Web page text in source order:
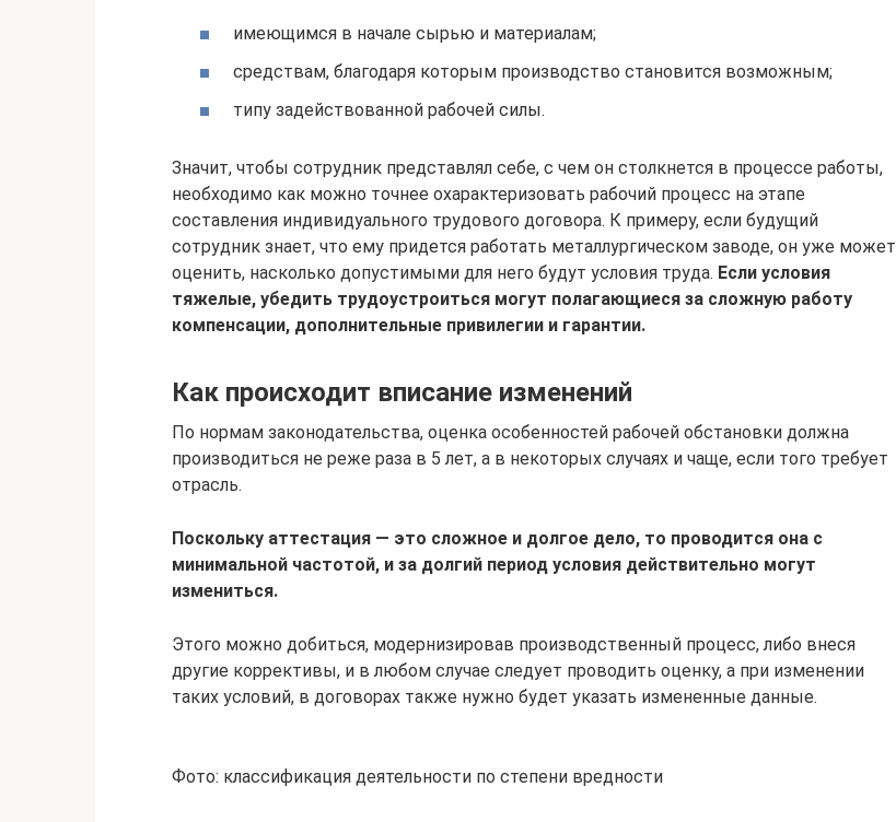
имеющимся в начале сырью и материалам;
средствам, благодаря которым производство становится возможным;
типу задействованной рабочей силы.
Значит, чтобы сотрудник представлял себе, с чем он столкнется в процессе работы,
необходимо как можно точнее охарактеризовать рабочий процесс на этапе
составления индивидуального трудового договора. К примеру, если будущий
сотрудник знает, что ему придется работать металлургическом заводе, он уже может
оценить, насколько допустимыми для него будут условия труда. Если условия
тяжелые, убедить трудоустроиться могут полагающиеся за сложную работу
компенсации, дополнительные привилегии и гарантии.
Как происходит вписание изменений
По нормам законодательства, оценка особенностей рабочей обстановки должна
производиться не реже раза в 5 лет, а в некоторых случаях и чаще, если того требует
отрасль.
Поскольку аттестация — это сложное и долгое дело, то проводится она с
минимальной частотой, и за долгий период условия действительно могут
измениться.
Этого можно добиться, модернизировав производственный процесс, либо внеся
другие коррективы, и в любом случае следует проводить оценку, а при изменении
таких условий, в договорах также нужно будет указать измененные данные.
Фото: классификация деятельности по степени вредности